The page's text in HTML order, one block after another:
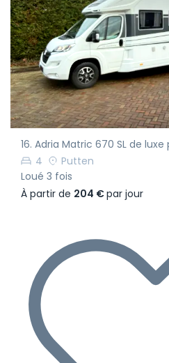
16. Adria Matric 670 SL de
4
Putten
Loué 3 fois
À partir de 204 €par jour